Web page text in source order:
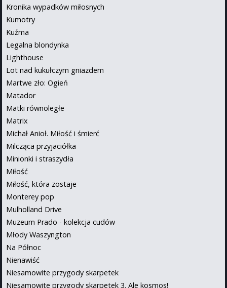
Kronika wypadków miłosnych
Kumotry
Kuźma
Legalna blondynka
Lighthouse
Lot nad kukułczym gniazdem
Martwe zło: Ogień
Matador
Matki równoległe
Matrix
Michał Anioł. Miłość i śmierć
Milcząca przyjaciółka
Minionki i straszydła
Miłość
Miłość, która zostaje
Monterey pop
Mulholland Drive
Muzeum Prado - kolekcja cudów
Młody Waszyngton
Na Północ
Nienawiść
Niesamowite przygody skarpetek
Niesamowite przygody skarpetek 3. Ale kosmos!